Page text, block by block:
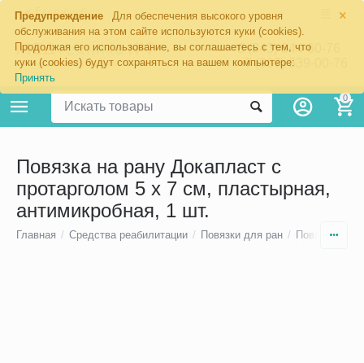
×
Предупреждение
Для обеспечения высокого уровня
обслуживания на этом сайте используются куки (cookies).
Продолжая его использование, вы соглашаетесь с тем, что
куки (cookies) будут сохраняться на вашем компьютере:
Принять
Екатеринбург
8 (343) 344-60-76
+7 (967) 639-00-76
0
Повязка на рану Докапласт с
протарголом 5 х 7 см, пластырная,
антимикробная, 1 шт.
Главная / Средства реабилитации / Повязки для ран / Повязки с